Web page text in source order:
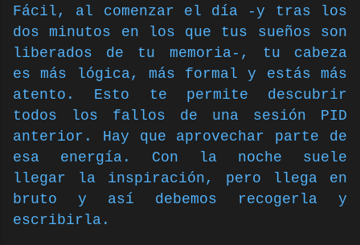
Fácil, al comenzar el día -y tras los
dos minutos en los que tus sueños son
liberados de tu memoria-, tu cabeza
es más lógica, más formal y estás más
atento. Esto te permite descubrir
todos los fallos de una sesión PID
anterior. Hay que aprovechar parte de
esa energía. Con la noche suele
llegar la inspiración, pero llega en
bruto y así debemos recogerla y
escribirla.